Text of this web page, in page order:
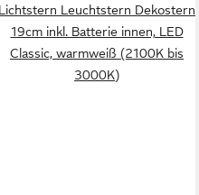
Lichtstern Leuchtstern Dekostern
19cm inkl. Batterie innen, LED
Classic, warmweiß (2100K bis
3000K)